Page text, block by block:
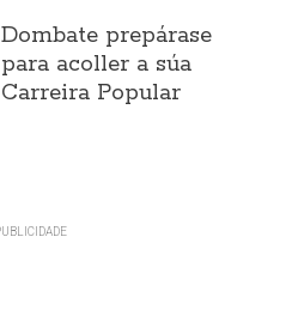
Dombate prepárase
para acoller a súa
Carreira Popular